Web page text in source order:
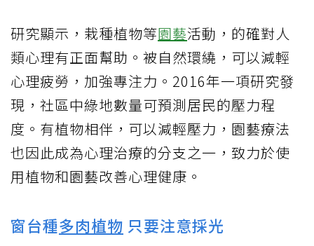
研究顯示，栽種植物等園藝活動，的確對人
類心理有正面幫助。被自然環繞，可以減輕
心理疲勞，加強專注力。2016年一項研究發
現，社區中綠地數量可預測居民的壓力程
度。有植物相伴，可以減輕壓力，園藝療法
也因此成為心理治療的分支之一，致力於使
用植物和園藝改善心理健康。
窗台種多肉植物 只要注意採光